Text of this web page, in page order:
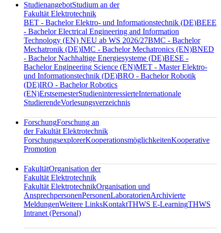
StudienangebotStudium an der
Fakultät Elektrotechnik
BET - Bachelor Elektro- und Informationstechnik (DE)BEEE
- Bachelor Electrical Engineering and Information
Technology (EN) NEU ab WS 2026/27BMC - Bachelor
Mechatronik (DE)IMC - Bachelor Mechatronics (EN)BNED
- Bachelor Nachhaltige Energiesysteme (DE)BESE -
Bachelor Engineering Science (EN)MET - Master Elektro-
und Informationstechnik (DE)BRO - Bachelor Robotik
(DE)IRO - Bachelor Robotics
(EN)ErstsemesterStudieninteressierteInternationale
StudierendeVorlesungsverzeichnis
ForschungForschung an
der Fakultät Elektrotechnik
ForschungsexplorerKooperationsmöglichkeitenKooperative
Promotion
FakultätOrganisation der
Fakultät Elektrotechnik
Fakultät ElektrotechnikOrganisation und
AnsprechpersonenPersonenLaboratorienArchivierte
MeldungenWeitere LinksKontaktTHWS E-LearningTHWS
Intranet (Personal)